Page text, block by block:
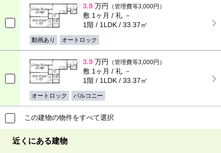
3.9 万円 （管理費等3,000円）
敷 1ヶ月 / 礼 －
1階 / 1LDK / 33.37㎡
動画あり オートロック
3.9 万円 （管理費等3,000円）
敷 1ヶ月 / 礼 －
1階 / 1LDK / 33.37㎡
オートロック バルコニー
この建物の物件をすべて選択
近くにある建物